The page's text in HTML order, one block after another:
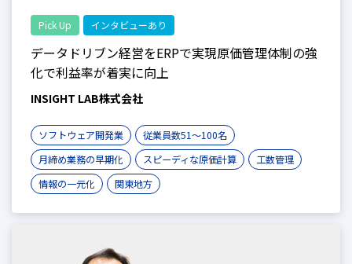
Pick Up インタビューあり
データドリブン経営をERPで実現原価管理体制の強
化で利益率が着実に向上
INSIGHT LAB株式会社
ソフトウェア開発業
従業員数51〜100名
月締め業務の早期化
スピーディな原価計算
工数管理
情報の一元化
関東地方